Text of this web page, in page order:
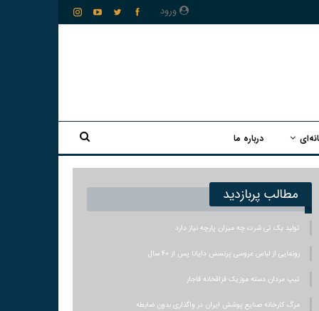
ورود
درباره ما
مطالب پربازدید
تولید یک تی شرت چه میزان پارچه نیاز دارد
رونمایی از لباس عروسی پرنسس دایانا پس از ۴۰ سال
تیپ مردان دسته موزیک قزاقخانه قاجار
مرگ کارخانه صنایع پوشش ایران در واگذاری بدون ضابطه